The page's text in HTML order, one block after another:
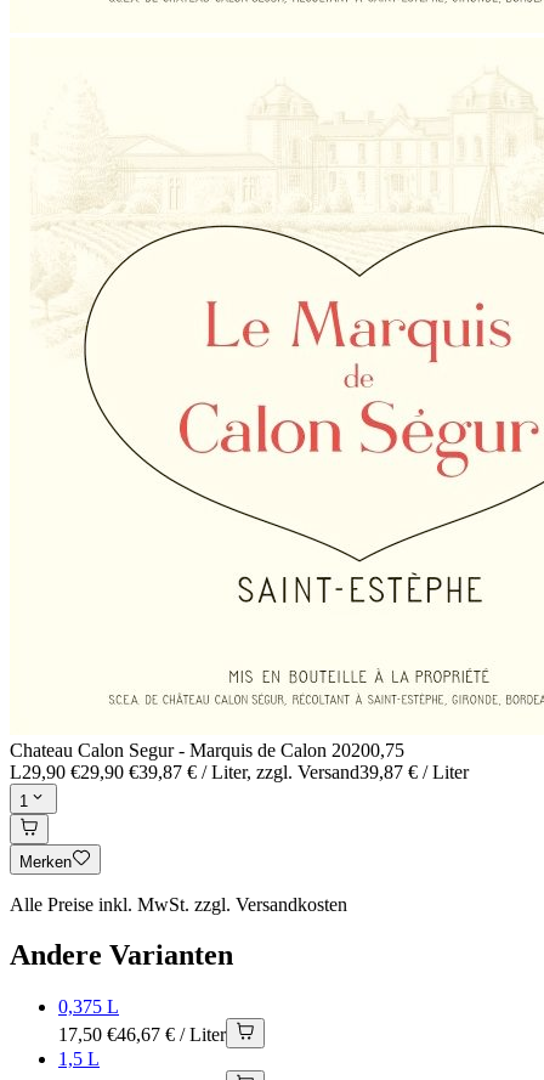
Chateau Calon Segur - Marquis de Calon 20200,75
L29,90 €29,90 €39,87 € / Liter, zzgl. Versand39,87 € / Liter
1
Merken
Alle Preise inkl. MwSt. zzgl. Versandkosten
Andere Varianten
0,375 L
17,50 €46,67 € / Liter
1,5 L